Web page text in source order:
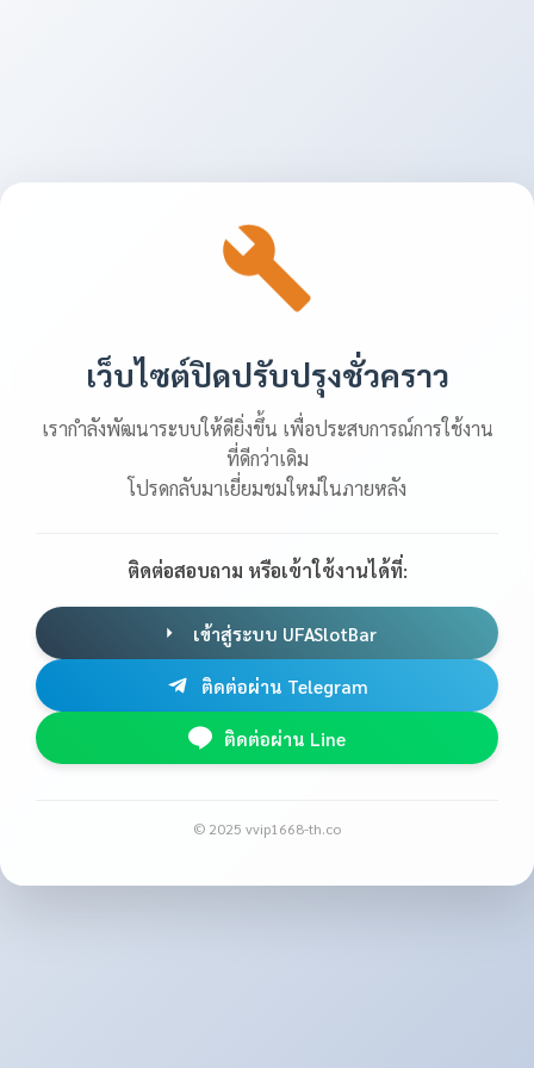
เว็บไซต์ปิดปรับปรุงชั่วคราว
เรากำลังพัฒนาระบบให้ดียิ่งขึ้น เพื่อประสบการณ์การใช้งาน
ที่ดีกว่าเดิม
โปรดกลับมาเยี่ยมชมใหม่ในภายหลัง
ติดต่อสอบถาม หรือเข้าใช้งานได้ที่:
เข้าสู่ระบบ UFASlotBar
ติดต่อผ่าน Telegram
ติดต่อผ่าน Line
© 2025 vvip1668-th.co